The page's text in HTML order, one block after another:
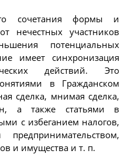
сочетания формы и
нечестных участников
потенциальных
имеет синхронизация
действий. Это
в Гражданском
сделка, мнимая сделка,
а также статьями в
с избеганием налогов,
и имущества и т. п.